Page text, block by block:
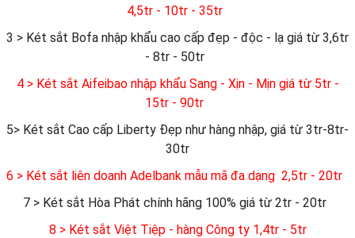
4,5tr - 10tr - 35tr
3 > Két sắt Bofa nhập khẩu cao cấp đẹp - độc - lạ giá từ 3,6tr
- 8tr - 50tr
4 > Két sắt Aifeibao nhập khẩu Sang - Xịn - Mịn giá từ 5tr -
15tr - 90tr
5> Két sắt Cao cấp Liberty Đẹp như hàng nhập, giá từ 3tr-8tr-
30tr
6 > Két sắt liên doanh Adelbank mẫu mã đa dạng 2,5tr - 20tr
7 > Két sắt Hòa Phát chính hãng 100% giá từ 2tr - 20tr
8 > Két sắt Việt Tiệp - hàng Công ty 1,4tr - 5tr